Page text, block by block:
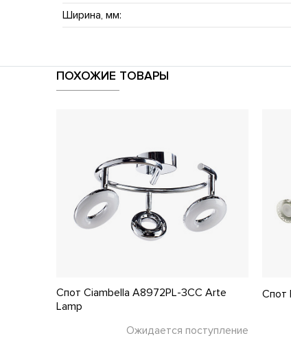
Ширина, мм:
ПОХОЖИЕ ТОВАРЫ
Спот Ciambella A8972PL-3CC Arte
Lamp
Ожидается поступление
Спот